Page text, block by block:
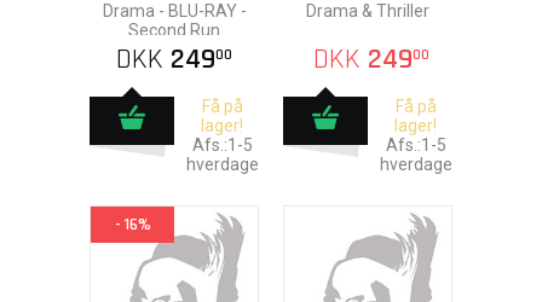
Drama - BLU-RAY -
Second Run
DKK 24900
Få på
lager!
Afs.:1-5
hverdage
Drama & Thriller
DKK 24900
Få på
lager!
Afs.:1-5
hverdage
- 16%